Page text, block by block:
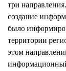
три
создание
было
территории
этом